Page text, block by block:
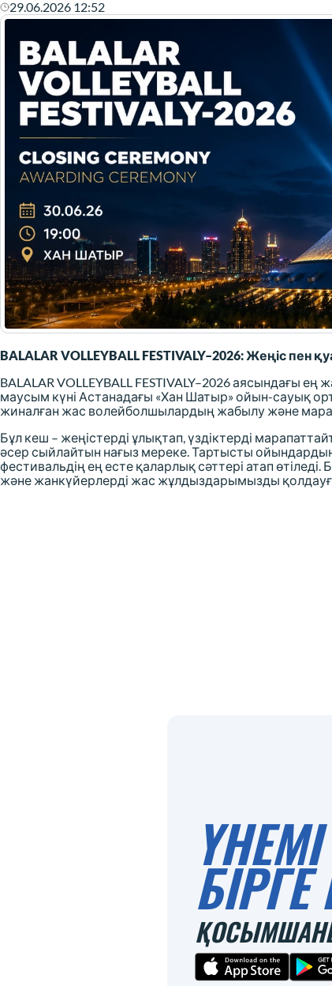
29.06.2026 12:52
BALALAR VOLLEYBALL FESTIVALY–2026: Жеңіс пен
BALALAR VOLLEYBALL FESTIVALY–2026 аясындағы
маусым күні Астанадағы «Хан Шатыр» ойын-сауық
жиналған жас волейболшылардың жабылу және
Бұл кеш – жеңістерді ұлықтап, үздіктерді
әсер сыйлайтын нағыз мереке. Тартысты
фестивальдің ең есте қаларлық сәттері атап
және жанкүйерлерді жас жұлдыздарымызды